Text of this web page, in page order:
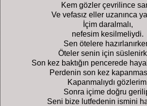
Kem gözler çevrilince
Ve vefasız eller uzanınca
İçim daralmalı,
nefesim kesilmeliydi.
Sen ötelere
Öteler senin için
Son kez baktığın pencerede
Perdenin son kez
Kapanmalıydı
Sonra içime doğru
Seni bize lutfedenin ismini